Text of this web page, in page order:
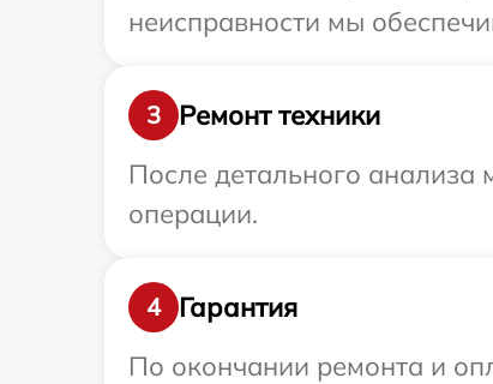
неисправности мы
3
Ремонт техники
После детального анализа
операции.
4
Гарантия
По окончании ремонта и